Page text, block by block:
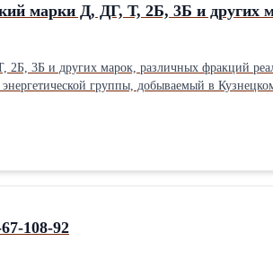
марки Д, ДГ, Т, 2Б, 3Б и других
2Б, 3Б и других марок, различных фракций
группы, добываемый в
FCA ст. Заозёрная, Красноярской ж/д., на
Поставка до 100 000 тонн ежемесячно.
108-92